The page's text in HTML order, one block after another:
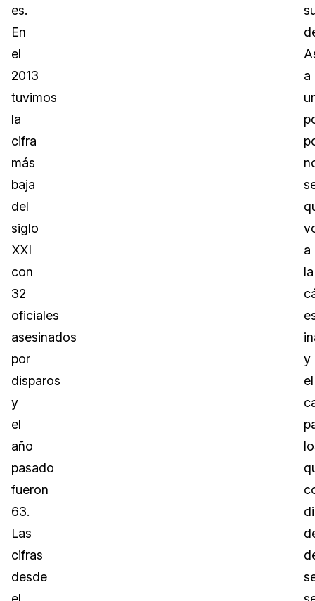
es.
En
el
2013
tuvimos
la
cifra
más
baja
del
siglo
XXI
con
32
oficiales
asesinados
por
disparos
y
el
año
pasado
fueron
63.
Las
cifras
desde
a
a
la
y
el